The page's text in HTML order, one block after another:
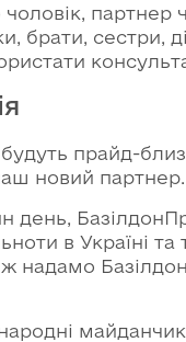
партнер
брати, сестри,
будуть прайд-
новий партнер.
день,
в Україні
надамо